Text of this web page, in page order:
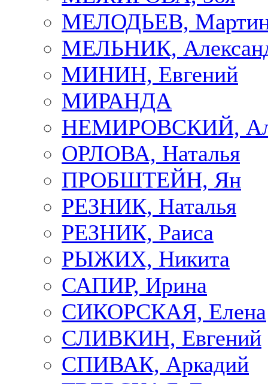
МЕЛОДЬЕВ,
МЕЛЬНИК,
МИНИН, Евгений
МИРАНДА
НЕМИРОВСКИЙ,
ОРЛОВА, Наталья
ПРОБШТЕЙН, Ян
РЕЗНИК, Наталья
РЕЗНИК, Раиса
РЫЖИХ, Никита
САПИР, Ирина
СИКОРСКАЯ, Елена
СЛИВКИН, Евгений
СПИВАК, Аркадий